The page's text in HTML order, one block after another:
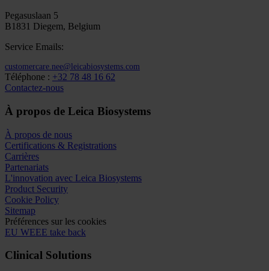
Pegasuslaan 5
B1831 Diegem, Belgium
Service Emails:
customercare.nee@leicabiosystems.com
Téléphone : +32 78 48 16 62
Contactez-nous
À propos de Leica Biosystems
À propos de nous
Certifications & Registrations
Carrières
Partenariats
L'innovation avec Leica Biosystems
Product Security
Cookie Policy
Sitemap
Préférences sur les cookies
EU WEEE take back
Clinical Solutions